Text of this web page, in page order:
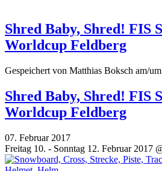
Shred Baby, Shred! FIS
Worldcup Feldberg
Gespeichert von Matthias Boksch am/
Shred Baby, Shred! FIS
Worldcup Feldberg
07. Februar 2017
Freitag 10. - Sonntag 12. Februar 2017